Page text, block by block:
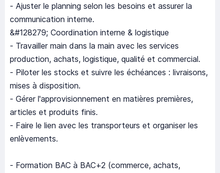
- Ajuster le planning selon les besoins et assurer la
communication interne.
&#128279; Coordination interne & logistique
- Travailler main dans la main avec les services
production, achats, logistique, qualité et commercial.
- Piloter les stocks et suivre les échéances : livraisons,
mises à disposition.
- Gérer l'approvisionnement en matières premières,
articles et produits finis.
- Faire le lien avec les transporteurs et organiser les
enlèvements.
- Formation BAC à BAC+2 (commerce, achats,